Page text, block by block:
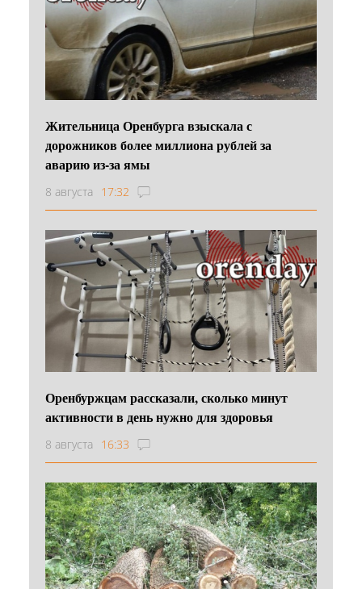
Жительница Оренбурга взыскала с
дорожников более миллиона рублей за
аварию из-за ямы
8 августа 17:32
Оренбуржцам рассказали, сколько минут
активности в день нужно для здоровья
8 августа 16:33